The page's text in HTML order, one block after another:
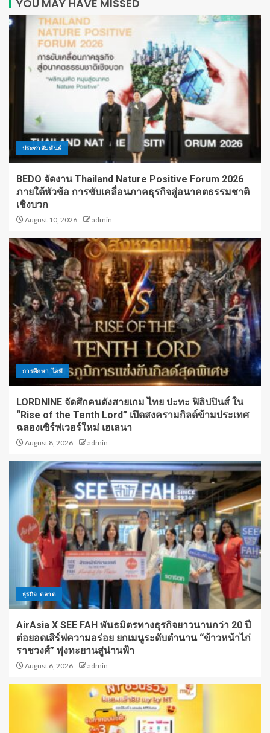
YOU MAY HAVE MISSED
ประชาสัมพันธ์
BEDO จัดงาน Thailand Nature Positive Forum 2026
ภายใต้หัวข้อ การขับเคลื่อนภาคธุรกิจสู่อนาคตธรรมชาติ
เชิงบวก
August 10, 2026 admin
การศึกษา-ไอที
LORDNINE จัดศึกคนดังสายเกม ไทย ปะทะ ฟิลิปปินส์ ใน
“Rise of the Tenth Lord” เปิดสงครามกิลด์ข้ามประเทศ
ฉลองเซิร์ฟเวอร์ใหม่ เฮเลนา
August 8, 2026 admin
ธุรกิจ-ตลาด
AirAsia X SEE FAH พันธมิตรทางธุรกิจยาวนานกว่า 20 ปี
ต่อยอดเสิร์ฟความอร่อย ยกเมนูระดับตำนาน “ข้าวหน้าไก่
ราชวงศ์” พุ่งทะยานสู่น่านฟ้า
August 6, 2026 admin